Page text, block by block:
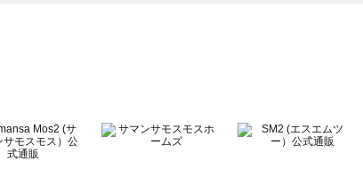
BLUE（べティーズブルー）のカットソー一覧
ルドパーティー）のカットソー一覧